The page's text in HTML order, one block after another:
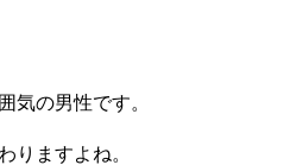
気の男性です。
りますよね。